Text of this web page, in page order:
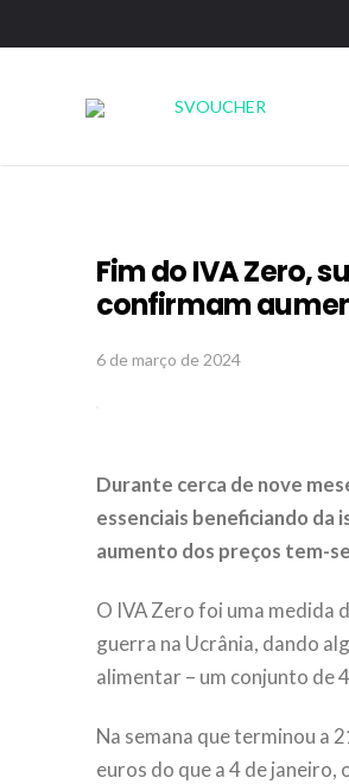
Fim do IVA Zero,
confirmam
6 de março de 2024
Durante cerca de nove
essenciais beneficiando da
aumento dos preços tem-
O IVA Zero foi uma medida
guerra na Ucrânia, dando
alimentar – um conjunto de
Na semana que terminou a
euros do que a 4 de